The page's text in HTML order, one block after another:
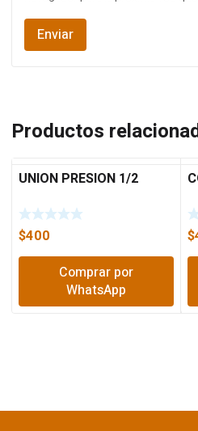
Productos
UNION PRESION 1/2
$400
Comprar por
WhatsApp
$